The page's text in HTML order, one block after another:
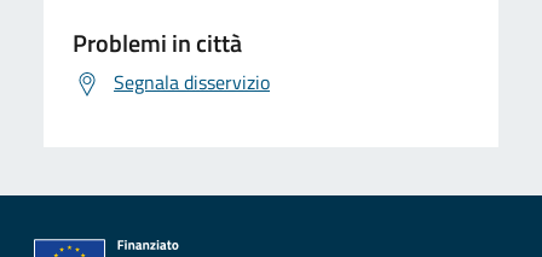
Problemi in città
Segnala disservizio